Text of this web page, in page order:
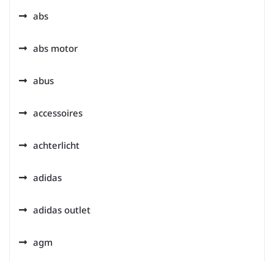
abs
abs motor
abus
accessoires
achterlicht
adidas
adidas outlet
agm